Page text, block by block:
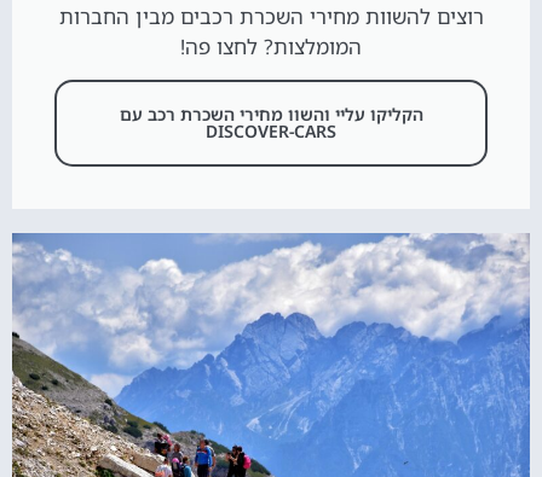
רוצים להשוות מחירי השכרת רכבים מבין החברות
המומלצות? לחצו פה!
הקליקו עליי והשוו מחירי השכרת רכב עם
DISCOVER-CARS